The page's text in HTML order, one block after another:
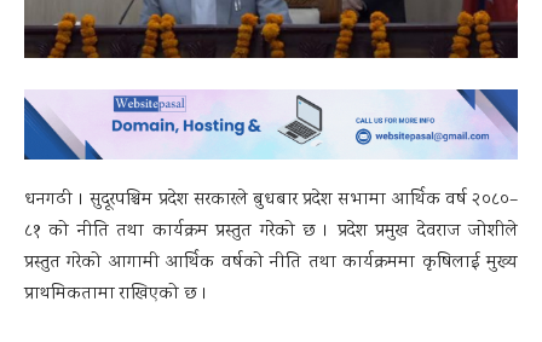
धनगढी । सुदूरपश्चिम प्रदेश सरकारले बुधबार प्रदेश सभामा आर्थिक वर्ष २०८०–
८१ को नीति तथा कार्यक्रम प्रस्तुत गरेको छ । प्रदेश प्रमुख देवराज जोशीले
प्रस्तुत गरेको आगामी आर्थिक वर्षको नीति तथा कार्यक्रममा कृषिलाई मुख्य
प्राथमिकतामा राखिएको छ ।